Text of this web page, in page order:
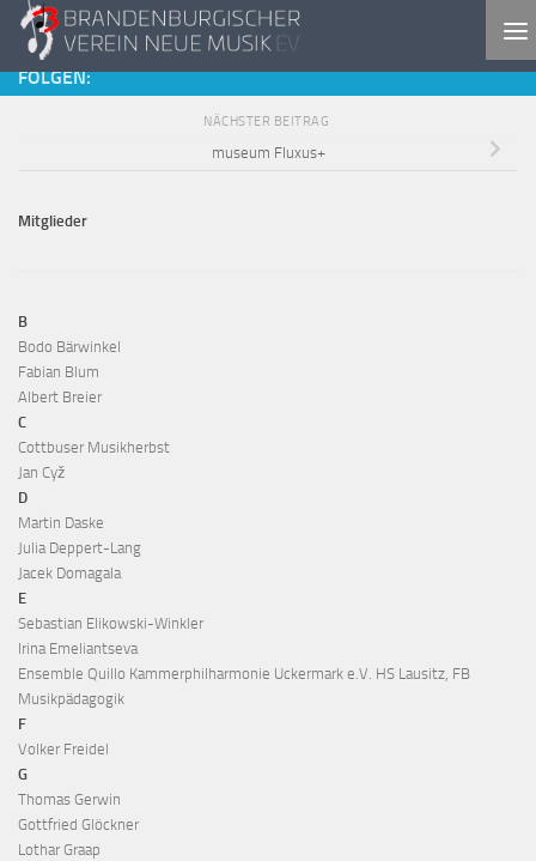
Zum Inhalt springen
FOLGEN:
NÄCHSTER BEITRAG
museum Fluxus+
Mitglieder
B
Bodo Bärwinkel
Fabian Blum
Albert Breier
C
Cottbuser Musikherbst
Jan Cyž
D
Martin Daske
Julia Deppert-Lang
Jacek Domagala
E
Sebastian Elikowski-Winkler
Irina Emeliantseva
Ensemble Quillo Kammerphilharmonie Uckermark e.V. HS Lausitz, FB
Musikpädagogik
F
Volker Freidel
G
Thomas Gerwin
Gottfried Glöckner
Lothar Graap